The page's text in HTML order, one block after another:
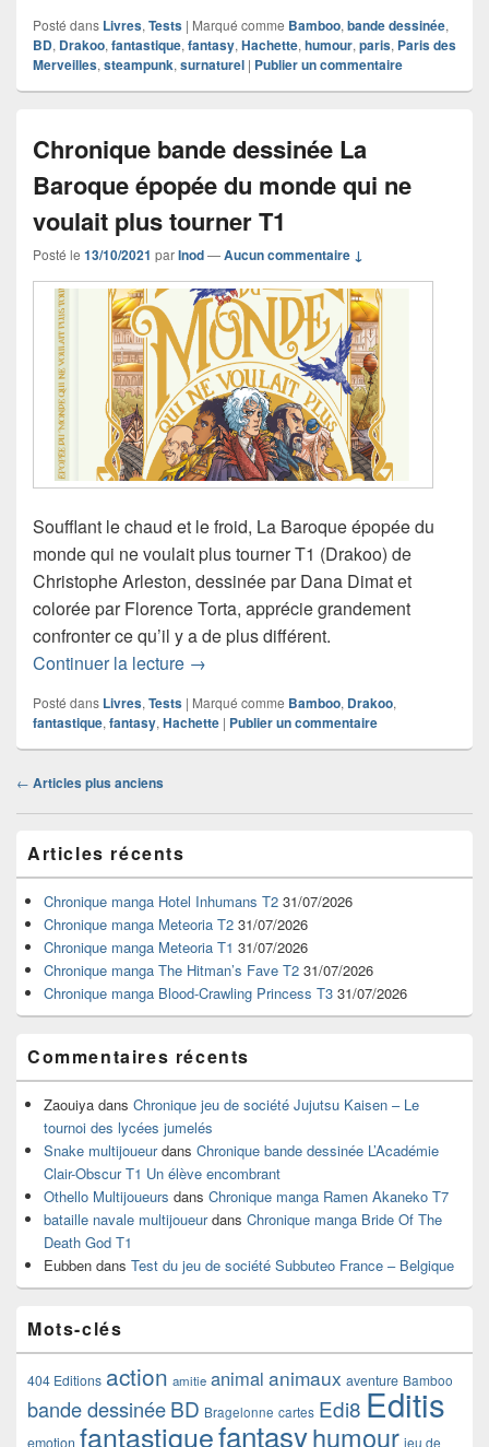
Posté dans Livres, Tests | Marqué comme Bamboo, bande dessinée,
BD, Drakoo, fantastique, fantasy, Hachette, humour, paris, Paris des
Merveilles, steampunk, surnaturel | Publier un commentaire
Chronique bande dessinée La
Baroque épopée du monde qui ne
voulait plus tourner T1
Posté le 13/10/2021 parInod—Aucun commentaire ↓
Soufflant le chaud et le froid, La Baroque épopée du
monde qui ne voulait plus tourner T1 (Drakoo) de
Christophe Arleston, dessinée par Dana Dimat et
colorée par Florence Torta, apprécie grandement
confronter ce qu’il y a de plus différent.
Continuer la lecture Chronique bande dessinée La
→
Posté dans Livres, Tests | Marqué comme Bamboo, Drakoo,
fantastique, fantasy, Hachette | Publier un commentaire
Navigation
articles
← Articles plus anciens
principale
de
widget
pour
barre
latérale
Articles récents
Chronique manga Hotel Inhumans T2 31/07/2026
Chronique manga Meteoria T2 31/07/2026
Chronique manga Meteoria T1 31/07/2026
Chronique manga The Hitman’s Fave T2 31/07/2026
Chronique manga Blood-Crawling Princess T3 31/07/2026
Commentaires récents
Zaouiya dans Chronique jeu de société Jujutsu Kaisen – Le
tournoi des lycées jumelés
Snake multijoueurdans Chronique bande dessinée L’Académie
Clair-Obscur T1 Un élève encombrant
Othello Multijoueurs dans Chronique manga Ramen Akaneko T7
bataille navale multijoueurdans Chronique manga Bride Of The
Death God T1
Eubben dans Test du jeu de société Subbuteo France – Belgique
Mots-clés
404 Editions action amitie animal animaux aventure Bamboo
bande dessinéeBD Bragelonne cartes Edi8 Editis
emotion fantastiquefantasyhumour jeu de